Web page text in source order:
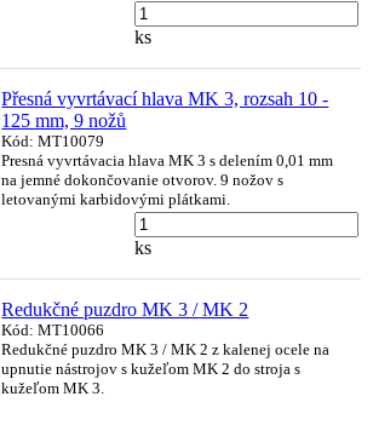
ks
Přesná vyvrtávací hlava MK 3, rozsah 10 -
125 mm, 9 nožů
Kód: MT10079
Presná vyvrtávacia hlava MK 3 s delením 0,01 mm
na jemné dokončovanie otvorov. 9 nožov s
letovanými karbidovými plátkami.
ks
Redukčné puzdro MK 3 / MK 2
Kód: MT10066
Redukčné puzdro MK 3 / MK 2 z kalenej ocele na
upnutie nástrojov s kužeľom MK 2 do stroja s
kužeľom MK 3.